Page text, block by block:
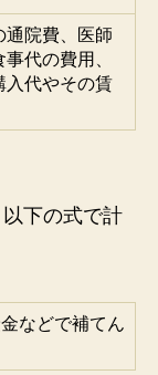
通院費、医師
代の費用、
入代やその賃
下の式で計
などで補てん